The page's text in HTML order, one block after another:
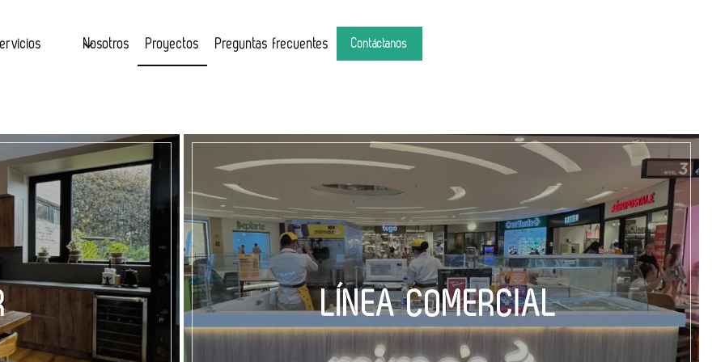
Nosotros Proyectos Preguntas frecuentes Contáctanos
LÍNEA COMERCIAL